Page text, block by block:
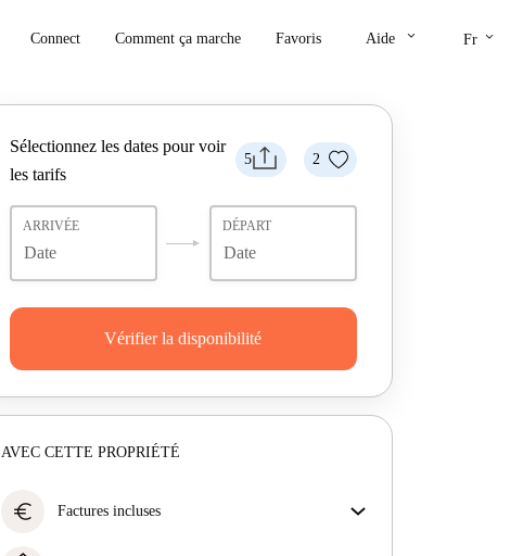
Connect Comment ça marche Favoris Aide keyboard_arrow_down Fr keyboard_arrow_down
5 2
Sélectionnez les dates pour voir
les tarifs
ARRIVÉE DÉPART
Vérifier la disponibilité
AVEC CETTE PROPRIÉTÉ
euro Factures incluses